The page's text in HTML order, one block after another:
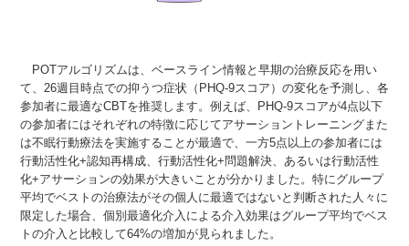
POTアルゴリズムは、ベースライン情報と早期の治療反応を用い
て、26週目時点での抑うつ症状（PHQ-9スコア）の変化を予測し、各
参加者に最適なCBTを推奨します。例えば、PHQ-9スコアが4点以下
の参加者にはそれぞれの特徴に応じてアサーショントレーニングまた
は不眠行動療法を実施することが最適で、一方5点以上の参加者には
行動活性化+認知再構成、行動活性化+問題解決、あるいは行動活性
化+アサーションの効果が大きいことが分かりました。特にグループ
平均でベストの治療法がその個人に最適ではないと判断された人々に
限定した場合、個別最適化介入による介入効果はグループ平均でベス
トの介入と比較して64%の増加が見られました。